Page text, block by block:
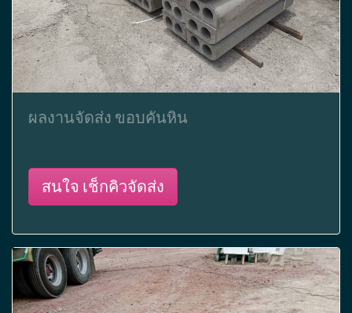
ผลงานจัดส่ง ขอบคันหิน
สนใจ เช็กคิวจัดส่ง